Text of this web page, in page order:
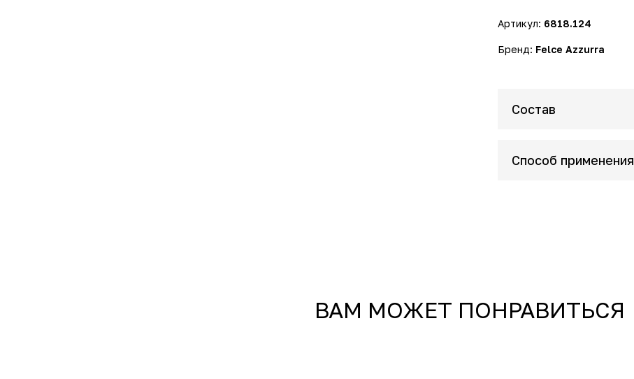
Артикул: 6818.124
Бренд: Felce Azzurra
Состав
Способ применения
ВАМ МОЖЕТ ПОНРАВИТЬСЯ